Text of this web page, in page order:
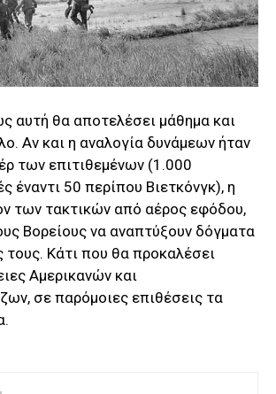
αυτή θα αποτελέσει μάθημα και
Αν και η αναλογία δυνάμεων ήταν
των επιτιθεμένων (1.000
έναντι 50 περίπου Βιετκόνγκ), η
των τακτικών από αέρος εφόδου,
Βορείους να αναπτύξουν δόγματα
τους. Κάτι που θα προκαλέσει
Αμερικανών και
σε παρόμοιες επιθέσεις τα